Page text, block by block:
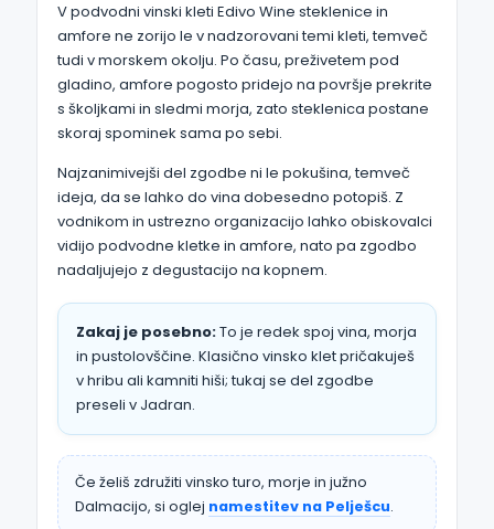
V podvodni vinski kleti Edivo Wine steklenice in
amfore ne zorijo le v nadzorovani temi kleti, temveč
tudi v morskem okolju. Po času, preživetem pod
gladino, amfore pogosto pridejo na površje prekrite
s školjkami in sledmi morja, zato steklenica postane
skoraj spominek sama po sebi.
Najzanimivejši del zgodbe ni le pokušina, temveč
ideja, da se lahko do vina dobesedno potopiš. Z
vodnikom in ustrezno organizacijo lahko obiskovalci
vidijo podvodne kletke in amfore, nato pa zgodbo
nadaljujejo z degustacijo na kopnem.
Zakaj je posebno:To je redek spoj vina, morja
in pustolovščine. Klasično vinsko klet pričakuješ
v hribu ali kamniti hiši; tukaj se del zgodbe
preseli v Jadran.
Če želiš združiti vinsko turo, morje in južno
Dalmacijo, si oglej namestitev na Pelješcu.